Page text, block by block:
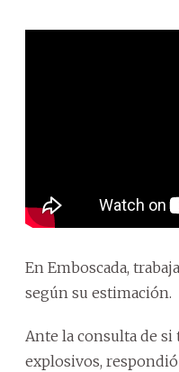
En Emboscada,
según su estimación.
Ante la consulta de
explosivos, respondió